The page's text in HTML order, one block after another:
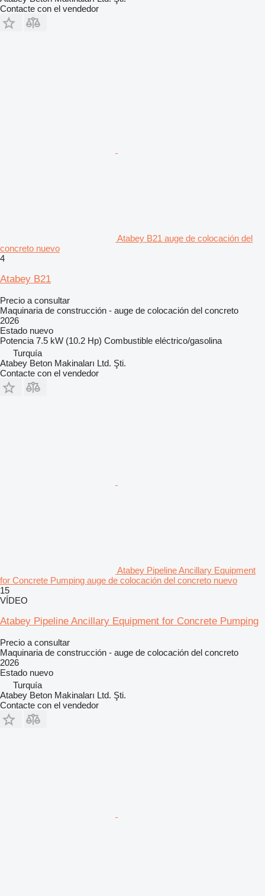
Contacte con el vendedor
Atabey B21 auge de colocación del
concreto nuevo
4
Atabey B21
Precio a consultar
Maquinaria de construcción - auge de colocación del concreto
2026
Estado nuevo
Potencia 7.5 kW (10.2 Hp) Combustible eléctrico/gasolina
Turquía
Atabey Beton Makinaları Ltd. Şti.
Contacte con el vendedor
Atabey Pipeline Ancillary Equipment
for Concrete Pumping auge de colocación del concreto nuevo
15
VÍDEO
Atabey Pipeline Ancillary Equipment for Concrete Pumping
Precio a consultar
Maquinaria de construcción - auge de colocación del concreto
2026
Estado nuevo
Turquía
Atabey Beton Makinaları Ltd. Şti.
Contacte con el vendedor